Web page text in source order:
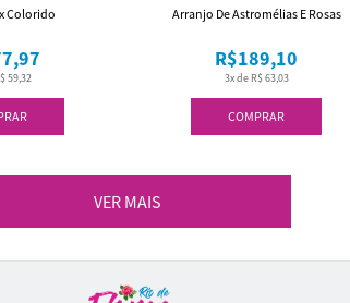
59,32
Colorido
COMPRAR
3x de R$ 63,03
R$189,10
Arranjo De Astromélias E Rosas
VER MAIS